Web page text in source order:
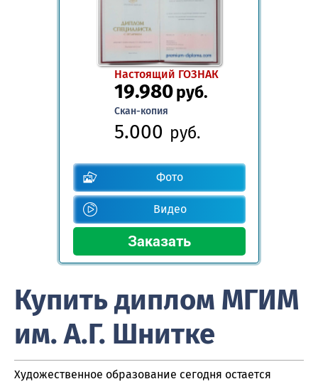
Настоящий ГОЗНАК
19.980руб.
Скан-копия
5.000 руб.
Фото
Видео
Купить диплом МГИМ
им. А.Г. Шнитке
Художественное образование сегодня остается